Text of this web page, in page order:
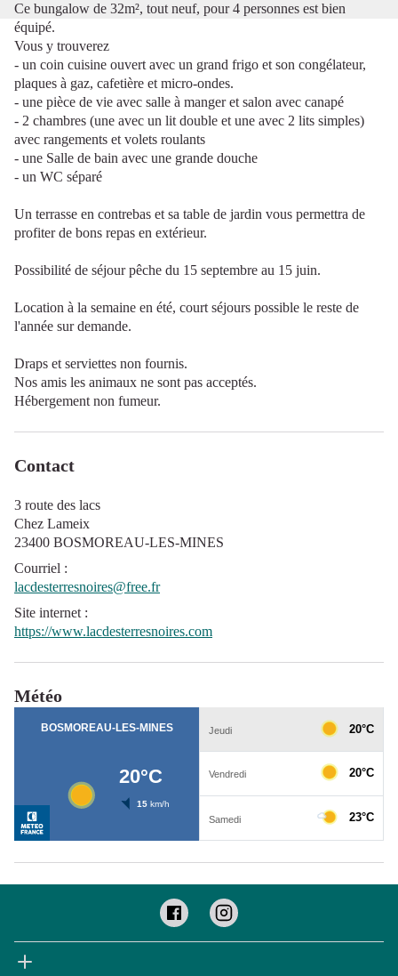
Ce bungalow de 32m², tout neuf, pour 4 personnes est bien
équipé.
Vous y trouverez
- un coin cuisine ouvert avec un grand frigo et son congélateur,
plaques à gaz, cafetière et micro-ondes.
- une pièce de vie avec salle à manger et salon avec canapé
- 2 chambres (une avec un lit double et une avec 2 lits simples)
avec rangements et volets roulants
- une Salle de bain avec une grande douche
- un WC séparé
Un terrasse en contrebas et sa table de jardin vous permettra de
profiter de bons repas en extérieur.
Possibilité de séjour pêche du 15 septembre au 15 juin.
Location à la semaine en été, court séjours possible le reste de
l'année sur demande.
Draps et serviettes non fournis.
Nos amis les animaux ne sont pas acceptés.
Hébergement non fumeur.
Contact
3 route des lacs
Chez Lameix
23400 BOSMOREAU-LES-MINES
Courriel :
lacdesterresnoires@free.fr
Site internet :
https://www.lacdesterresnoires.com
Météo